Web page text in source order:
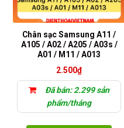
Chân sạc Samsung A11 /
A105 / A02 / A205 / A03s /
A01 / M11 / A013
2.500₫
Đã bán: 2.299 sản
phẩm/tháng